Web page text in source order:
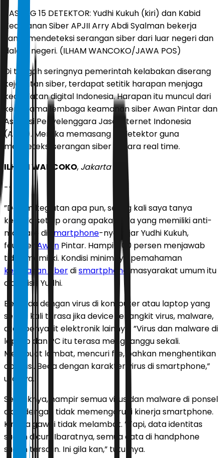
PASANG 15 DETEKTOR: Yudhi Kukuh (kiri) dan Kabid
Keamanan Siber APJII Arry Abdi Syalman bekerja
sama mendeteksi serangan siber dari luar negeri dan
dalam negeri. (ILHAM WANCOKO/JAWA POS)
Di tengah seringnya pemerintah kelabakan diserang
kejahatan siber, terdapat setitik harapan menjaga
kedaulatan digital Indonesia. Harapan itu muncul dari
kerja sama lembaga keamanan siber Awan Pintar dan
Asosiasi Penyelenggara Jasa Internet Indonesia
(APJII). Mereka memasang 15 detektor guna
mendeteksi serangan siber secara real time.
ILHAM WANCOKO, Jakarta
---
”Dalam kegiatan apa pun, sering kali saya tanya
kepada setiap orang apakah ada yang memiliki anti-
malware di smartphone-nya,” ujar Yudhi Kukuh,
founder Awan Pintar. Hampir 100 persen menjawab
tidak memiliki. Kondisi minimnya pemahaman
keamanan siberdismartphone masyarakat umum itu
dianalisis Yudhi.
Berbeda dengan virus di komputer atau laptop yang
sering kali terasa jika device terjangkit virus, malware,
atau penyakit elektronik lainnya. ”Virus dan malware di
laptop dan PC itu terasa mengganggu sekali.
Membuat lambat, mencuri file, bahkan menghentikan
operasi. Beda dengan karakter virus di smartphone,”
urainya.
Sebaliknya, hampir semua virus dan malware di ponsel
aktif dengan tidak memengaruhi kinerja smartphone.
Kinerja gawai tidak melambat. ”Tapi, data identitas
sudah dicuri. Ibaratnya, semua data di handphone
sudah tersalin. Ini gila kan,” tuturnya.